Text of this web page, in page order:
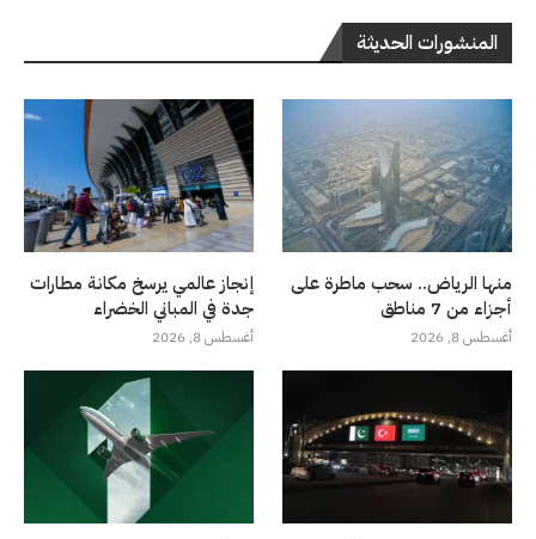
المنشورات الحديثة
منها الرياض.. سحب ماطرة على
أجزاء من 7 مناطق
أغسطس 8, 2026
إنجاز عالمي يرسخ مكانة مطارات
جدة في المباني الخضراء
أغسطس 8, 2026